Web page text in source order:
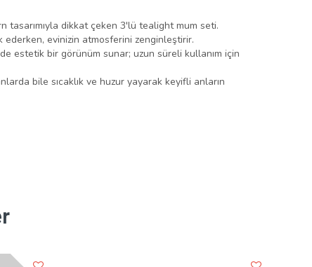
tasarımıyla dikkat çeken 3'lü tealight mum seti.
ederken, evinizin atmosferini zenginleştirir.
estetik bir görünüm sunar; uzun süreli kullanım için
bile sıcaklık ve huzur yayarak keyifli anların